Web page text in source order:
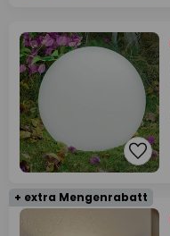
+ extra Mengenrabatt